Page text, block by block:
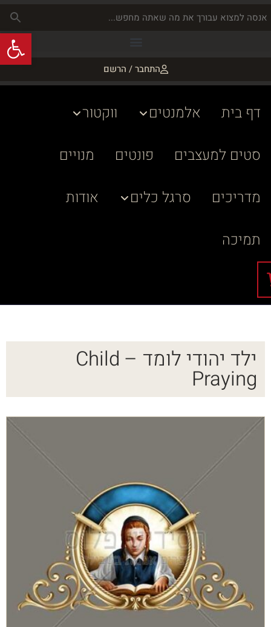
התחבר / הרשם
דף בית אלמנטים
ווקטור
סטים למעצבים
פונטים
מנויים
מדריכים
סרגל כלים
אודות
תמיכה
ילד יהודי לומד – Child
Praying